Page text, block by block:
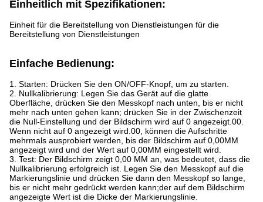
Einheitlich mit Spezifikationen:
Einheit für die Bereitstellung von Dienstleistungen für die
Bereitstellung von Dienstleistungen
Einfache Bedienung:
1
. Starten: Drücken Sie den ON/OFF-Knopf, um zu starten.
2. Nullkalibrierung: Legen Sie das Gerät auf die glatte
Oberfläche, drücken Sie den Messkopf nach unten, bis er nicht
mehr nach unten gehen kann; drücken Sie in der Zwischenzeit
die Null-Einstellung und der Bildschirm wird auf 0 angezeigt.00.
Wenn nicht auf 0 angezeigt wird.00, können die Aufschritte
mehrmals ausprobiert werden, bis der Bildschirm auf 0,00MM
angezeigt wird und der Wert auf 0,00MM eingestellt wird.
3. Test: Der Bildschirm zeigt 0,00 MM an, was bedeutet, dass die
Nullkalibrierung erfolgreich ist. Legen Sie den Messkopf auf die
Markierungslinie und drücken Sie dann den Messkopf so lange,
bis er nicht mehr gedrückt werden kann;der auf dem Bildschirm
angezeigte Wert ist die Dicke der Markierungslinie.